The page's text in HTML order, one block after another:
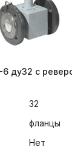
ду32 с
32
фланцы
Нет